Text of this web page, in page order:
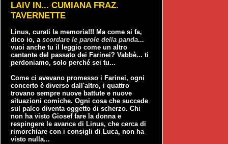
LAIV IN... CUMIANA FRAZ.
TAVERNETTE
Linus, curati la memoria!!! Ma come si fa,
dico io, a scordare le parole della panda...
vuoi anche tu il leggio come un altro
cantante del passato dei Farinei? Vabbè... ti
perdoniamo, solo perché sei tu...
Come ci avevano promesso i Farinei, ogni
concerto è diverso dall'altro, i quattro
trovano sempre nuove battute e nuove
situazioni comiche. Ogni cosa che succede
sul palco diventa oggetto di scherzo. Chi
non ha visto Giosef fare la donna e
respingere le avance di Linus, che cerca di
rimorchiare con i consigli di Luca, non ha
visto nulla...